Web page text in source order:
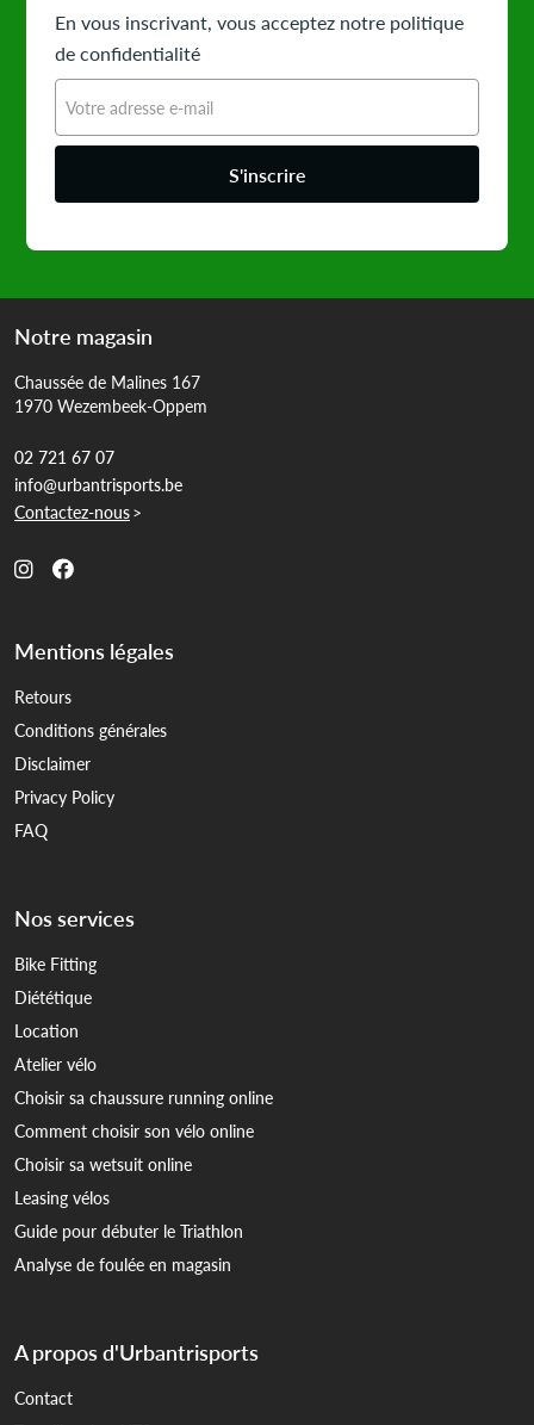
En vous inscrivant, vous acceptez notre politique
de confidentialité
S'inscrire
Notre magasin
Chaussée de Malines 167
1970 Wezembeek-Oppem
02 721 67 07
info@urbantrisports.be
Contactez-nous>
Mentions légales
Retours
Conditions générales
Disclaimer
Privacy Policy
FAQ
Nos services
Bike Fitting
Diététique
Location
Atelier vélo
Choisir sa chaussure running online
Comment choisir son vélo online
Choisir sa wetsuit online
Leasing vélos
Guide pour débuter le Triathlon
Analyse de foulée en magasin
A propos d'Urbantrisports
Contact